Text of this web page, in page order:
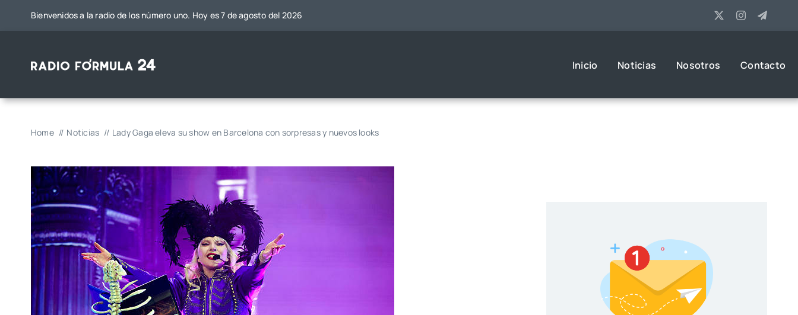
Bienvenidos a la radio de los número uno. Hoy es 7 de agosto del 2026
Inicio Noticias Nosotros Contacto
Home Noticias Lady Gaga eleva su show en Barcelona con sorpresas y nuevos looks